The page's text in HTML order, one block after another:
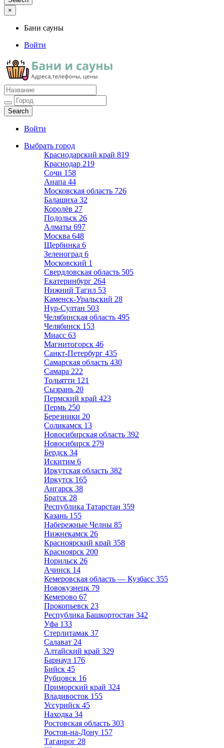
×
Бани сауны
Войти
Бани сауны
Адреса и телефоны
Войти
Выбрать город
Краснодарский край 819
Краснодар 219
Сочи 158
Анапа 44
Московская область 726
Балашиха 32
Королёв 27
Подольск 26
Алматы 697
Москва 648
Щербинка 6
Зеленоград 6
Московский 1
Свердловская область 505
Екатеринбург 264
Нижний Тагил 53
Каменск-Уральский 28
Нур-Султан 503
Челябинская область 495
Челябинск 153
Миасс 63
Магнитогорск 46
Санкт-Петербург 435
Самарская область 430
Самара 222
Тольятти 121
Сызрань 20
Пермский край 423
Пермь 250
Березники 20
Соликамск 13
Новосибирская область 392
Новосибирск 279
Бердск 34
Искитим 6
Иркутская область 382
Иркутск 165
Ангарск 38
Братск 28
Республика Татарстан 359
Казань 155
Набережные Челны 85
Нижнекамск 26
Красноярский край 358
Красноярск 200
Норильск 26
Ачинск 14
Кемеровская область — Кузбасс 355
Новокузнецк 79
Кемерово 67
Прокопьевск 23
Республика Башкортостан 342
Уфа 133
Стерлитамак 37
Салават 24
Алтайский край 329
Барнаул 176
Бийск 45
Рубцовск 16
Приморский край 324
Владивосток 155
Уссурийск 45
Находка 34
Ростовская область 303
Ростов-на-Дону 157
Таганрог 28